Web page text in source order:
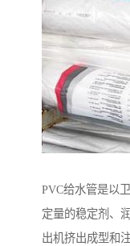
PVC给水管是以
定量的稳定剂、
出机挤出成型和